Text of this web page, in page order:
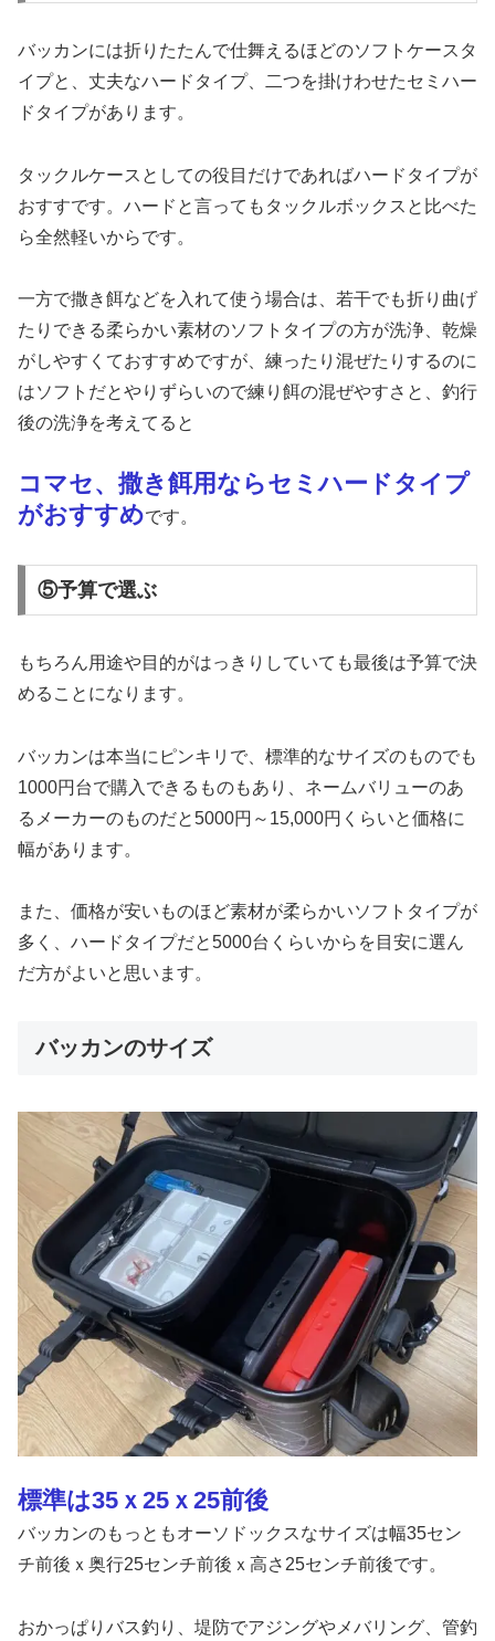
バッカンには折りたたんで仕舞えるほどのソフトケースタ
イプと、丈夫なハードタイプ、二つを掛けわせたセミハー
ドタイプがあります。
タックルケースとしての役目だけであればハードタイプが
おすすです。ハードと言ってもタックルボックスと比べた
ら全然軽いからです。
一方で撒き餌などを入れて使う場合は、若干でも折り曲げ
たりできる柔らかい素材のソフトタイプの方が洗浄、乾燥
がしやすくておすすめですが、練ったり混ぜたりするのに
はソフトだとやりずらいので練り餌の混ぜやすさと、釣行
後の洗浄を考えてると
コマセ、撒き餌用ならセミハードタイプ
がおすすめです。
⑤予算で選ぶ
もちろん用途や目的がはっきりしていても最後は予算で決
めることになります。
バッカンは本当にピンキリで、標準的なサイズのものでも
1000円台で購入できるものもあり、ネームバリューのあ
るメーカーのものだと5000円～15,000円くらいと価格に
幅があります。
また、価格が安いものほど素材が柔らかいソフトタイプが
多く、ハードタイプだと5000台くらいからを目安に選ん
だ方がよいと思います。
バッカンのサイズ
標準は35ｘ25ｘ25前後
バッカンのもっともオーソドックスなサイズは幅35セン
チ前後ｘ奥行25センチ前後ｘ高さ25センチ前後です。
おかっぱりバス釣り、堤防でアジングやメバリング、管釣